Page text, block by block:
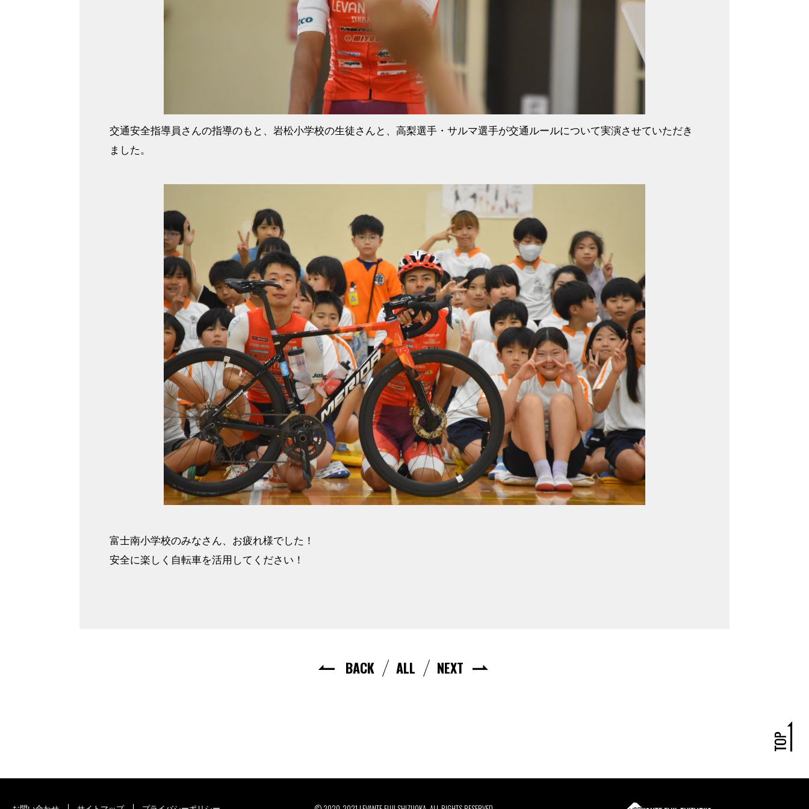
交通安全指導員さんの指導のもと、岩松小学校の生徒さんと、高梨選手・サルマ選手が交通ルールについて実演させていただき
ました。
富士南小学校のみなさん、お疲れ様でした！
安全に楽しく自転車を活用してください！
BACK ALL NEXT